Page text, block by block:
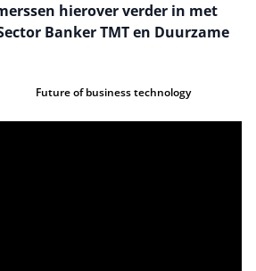
hierover verder in met
Banker TMT en Duurzame
Future of business technology